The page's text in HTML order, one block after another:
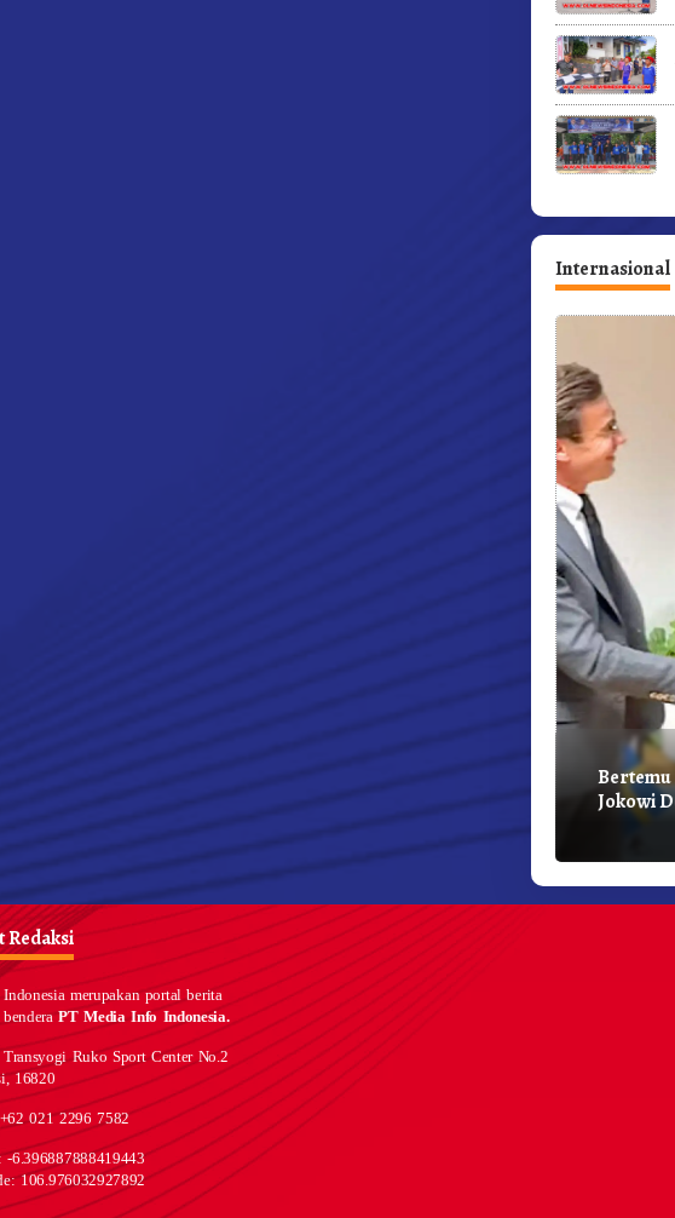
Internasional
Bertemu
Jokowi
Redaksi
Indonesia merupakan portal berita
benderaPT Media Info Indonesia.
Ruko Sport Center No.2
16820
021 2296 7582
-6.396887888419443
106.976032927892